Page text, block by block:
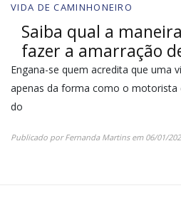
VIDA DE CAMINHONEIRO
Saiba qual a
fazer a amarração
Engana-se quem acredita que uma
apenas da forma como o motorista
do
Publicado porFernanda Martinsem 06/01/